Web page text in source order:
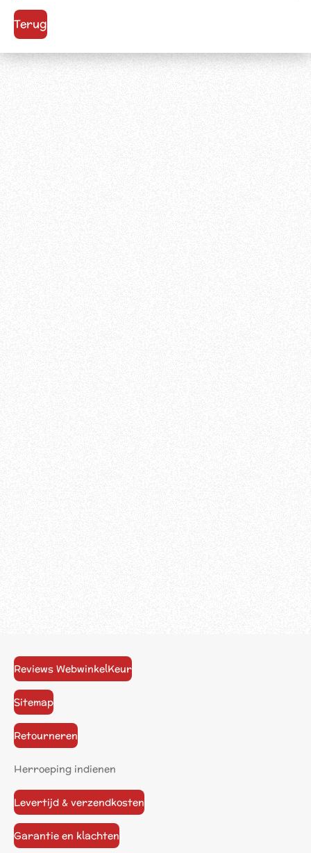
Terug
Reviews WebwinkelKeur
Sitemap
Retourneren
Herroeping indienen
Levertijd & verzendkosten
Garantie en klachten